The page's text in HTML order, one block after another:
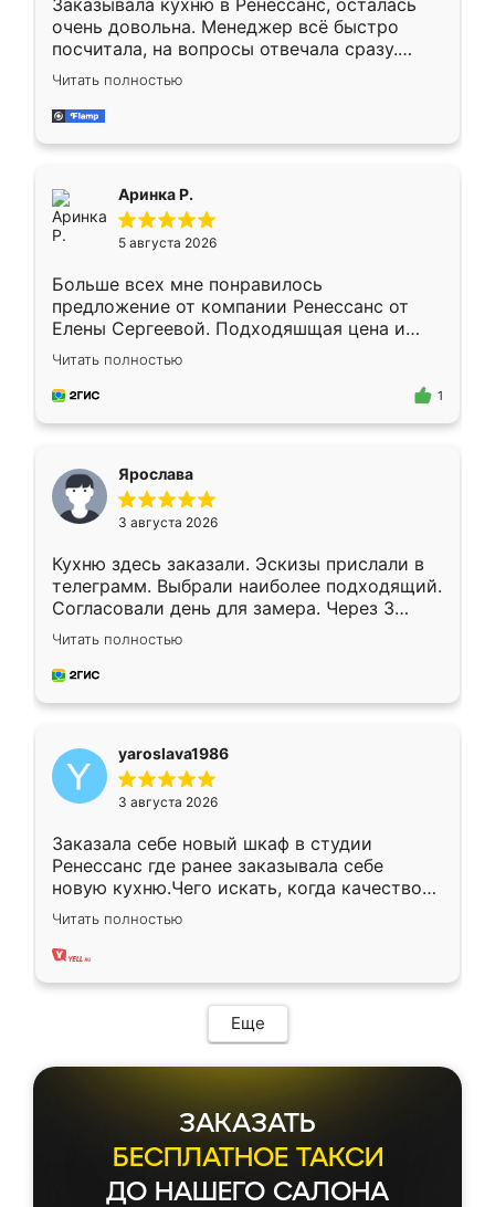
Заказывала кухню в Ренессанс, осталась
очень довольна. Менеджер всё быстро
посчитала, на вопросы отвечала сразу.
Замерщик приехал в субботу, подошёл к
делу со всей ответственностью. Собрали
за день, ребята работали аккуратно, даже
Читать полностью
Аринка Р.
5 августа 2026
Больше всех мне понравилось
предложение от компании Ренессанс от
Елены Сергеевой. Подходяшщая цена и
короткие сроки изготовления. Приехавший
для замера сотрудник Владислав
предложил по моему эскизу самый
Читать полностью
1
Ярослава
3 августа 2026
Кухню здесь заказали. Эскизы прислали в
телеграмм. Выбрали наиболее подходящий.
Согласовали день для замера. Через 3
недели кухня была уже готова. Остались
довольны работой. Спасибо Ренессанс
мебель за качественную работу!
Читать полностью
yaroslava1986
3 августа 2026
Заказала себе новый шкаф в студии
Ренессанс где ранее заказывала себе
новую кухню.Чего искать, когда качеством
вполне довольна. Служит кухня уже почти
два года, нареканий нет.
Читать полностью
Еще
ЗАКАЗАТЬ
БЕСПЛАТНОЕ ТАКСИ
ДО НАШЕГО САЛОНА